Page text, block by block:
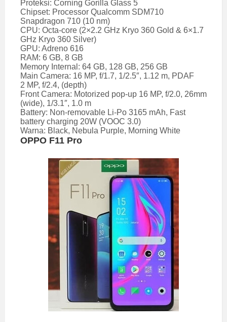
Proteksi: Corning Gorilla Glass 5
Chipset: Processor Qualcomm SDM710
Snapdragon 710 (10 nm)
CPU: Octa-core (2×2.2 GHz Kryo 360 Gold & 6×1.7
GHz Kryo 360 Silver)
GPU: Adreno 616
RAM: 6 GB, 8 GB
Memory Internal: 64 GB, 128 GB, 256 GB
Main Camera: 16 MP, f/1.7, 1/2.5″, 1.12 m, PDAF
2 MP, f/2.4, (depth)
Front Camera: Motorized pop-up 16 MP, f/2.0, 26mm
(wide), 1/3.1″, 1.0 m
Battery: Non-removable Li-Po 3165 mAh, Fast
battery charging 20W (VOOC 3.0)
Warna: Black, Nebula Purple, Morning White
OPPO F11 Pro